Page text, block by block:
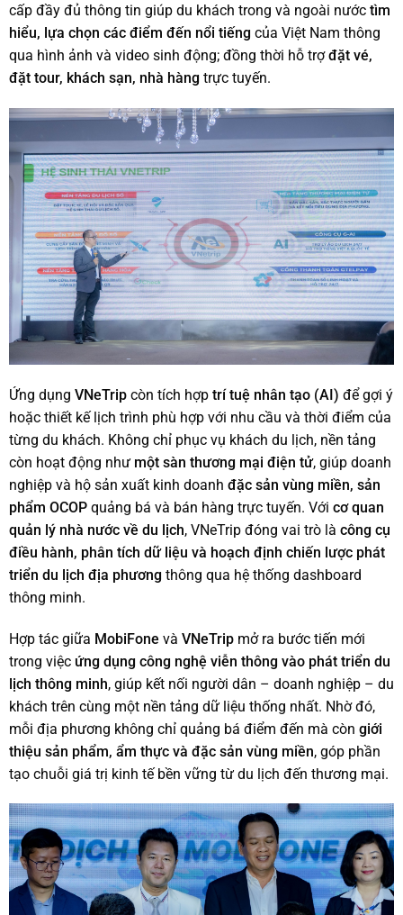
cấp đầy đủ thông tin giúp du khách trong và ngoài nước tìm
hiểu, lựa chọn các điểm đến nổi tiếng của Việt Nam thông
qua hình ảnh và video sinh động; đồng thời hỗ trợđặt vé,
đặt tour, khách sạn, nhà hàng trực tuyến.
Ứng dụng VNeTrip còn tích hợp trí tuệ nhân tạo (AI) để gợi ý
hoặc thiết kế lịch trình phù hợp với nhu cầu và thời điểm của
từng du khách. Không chỉ phục vụ khách du lịch, nền tảng
còn hoạt động như một sàn thương mại điện tử, giúp doanh
nghiệp và hộ sản xuất kinh doanh đặc sản vùng miền, sản
phẩm OCOP quảng bá và bán hàng trực tuyến. Với cơ quan
quản lý nhà nước về du lịch, VNeTrip đóng vai trò là công cụ
điều hành, phân tích dữ liệu và hoạch định chiến lược phát
triển du lịch địa phương thông qua hệ thống dashboard
thông minh.
Hợp tác giữa MobiFone và VNeTrip mở ra bước tiến mới
trong việc ứng dụng công nghệ viễn thông vào phát triển du
lịch thông minh, giúp kết nối người dân – doanh nghiệp – du
khách trên cùng một nền tảng dữ liệu thống nhất. Nhờ đó,
mỗi địa phương không chỉ quảng bá điểm đến mà còn giới
thiệu sản phẩm, ẩm thực và đặc sản vùng miền, góp phần
tạo chuỗi giá trị kinh tế bền vững từ du lịch đến thương mại.